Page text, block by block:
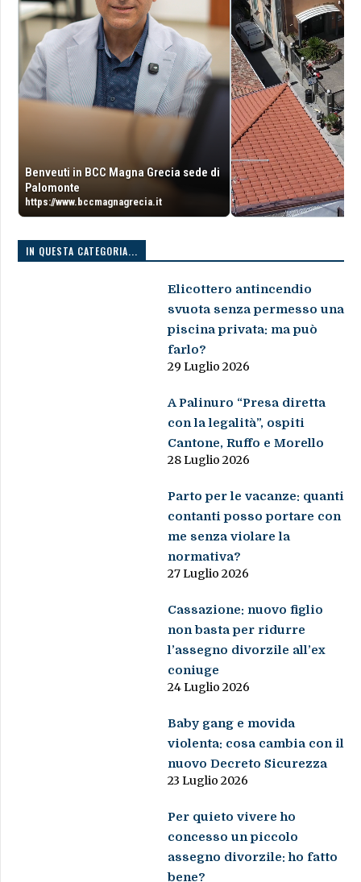
Benveuti in BCC Magna Grecia sede di
Palomonte
https://www.bccmagnagrecia.it
IN QUESTA CATEGORIA...
Elicottero antincendio
svuota senza permesso una
piscina privata: ma può
farlo?
29 Luglio 2026
A Palinuro “Presa diretta
con la legalità”, ospiti
Cantone, Ruffo e Morello
28 Luglio 2026
Parto per le vacanze: quanti
contanti posso portare con
me senza violare la
normativa?
27 Luglio 2026
Cassazione: nuovo figlio
non basta per ridurre
l’assegno divorzile all’ex
coniuge
24 Luglio 2026
Baby gang e movida
violenta: cosa cambia con il
nuovo Decreto Sicurezza
23 Luglio 2026
Per quieto vivere ho
concesso un piccolo
assegno divorzile: ho fatto
bene?